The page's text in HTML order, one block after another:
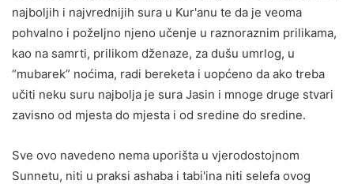
najboljih i najvrednijih sura u Kur'anu te da je veoma
pohvalno i poželjno njeno učenje u raznoraznim prilikama,
kao na samrti, prilikom dženaze, za dušu umrlog, u
“mubarek” noćima, radi bereketa i uopćeno da ako treba
učiti neku suru najbolja je sura Jasin i mnoge druge stvari
zavisno od mjesta do mjesta i od sredine do sredine.
Sve ovo navedeno nema uporišta u vjerodostojnom
Sunnetu, niti u praksi ashaba i tabi'ina niti selefa ovog